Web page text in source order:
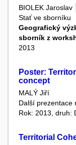
BIOLEK Jaroslav
Stať ve sborníku
Geografický
sborník z
2013
Poster:
concept
MALÝ Jiří
Další prezentace
Rok: 2013, druh:
Territorial